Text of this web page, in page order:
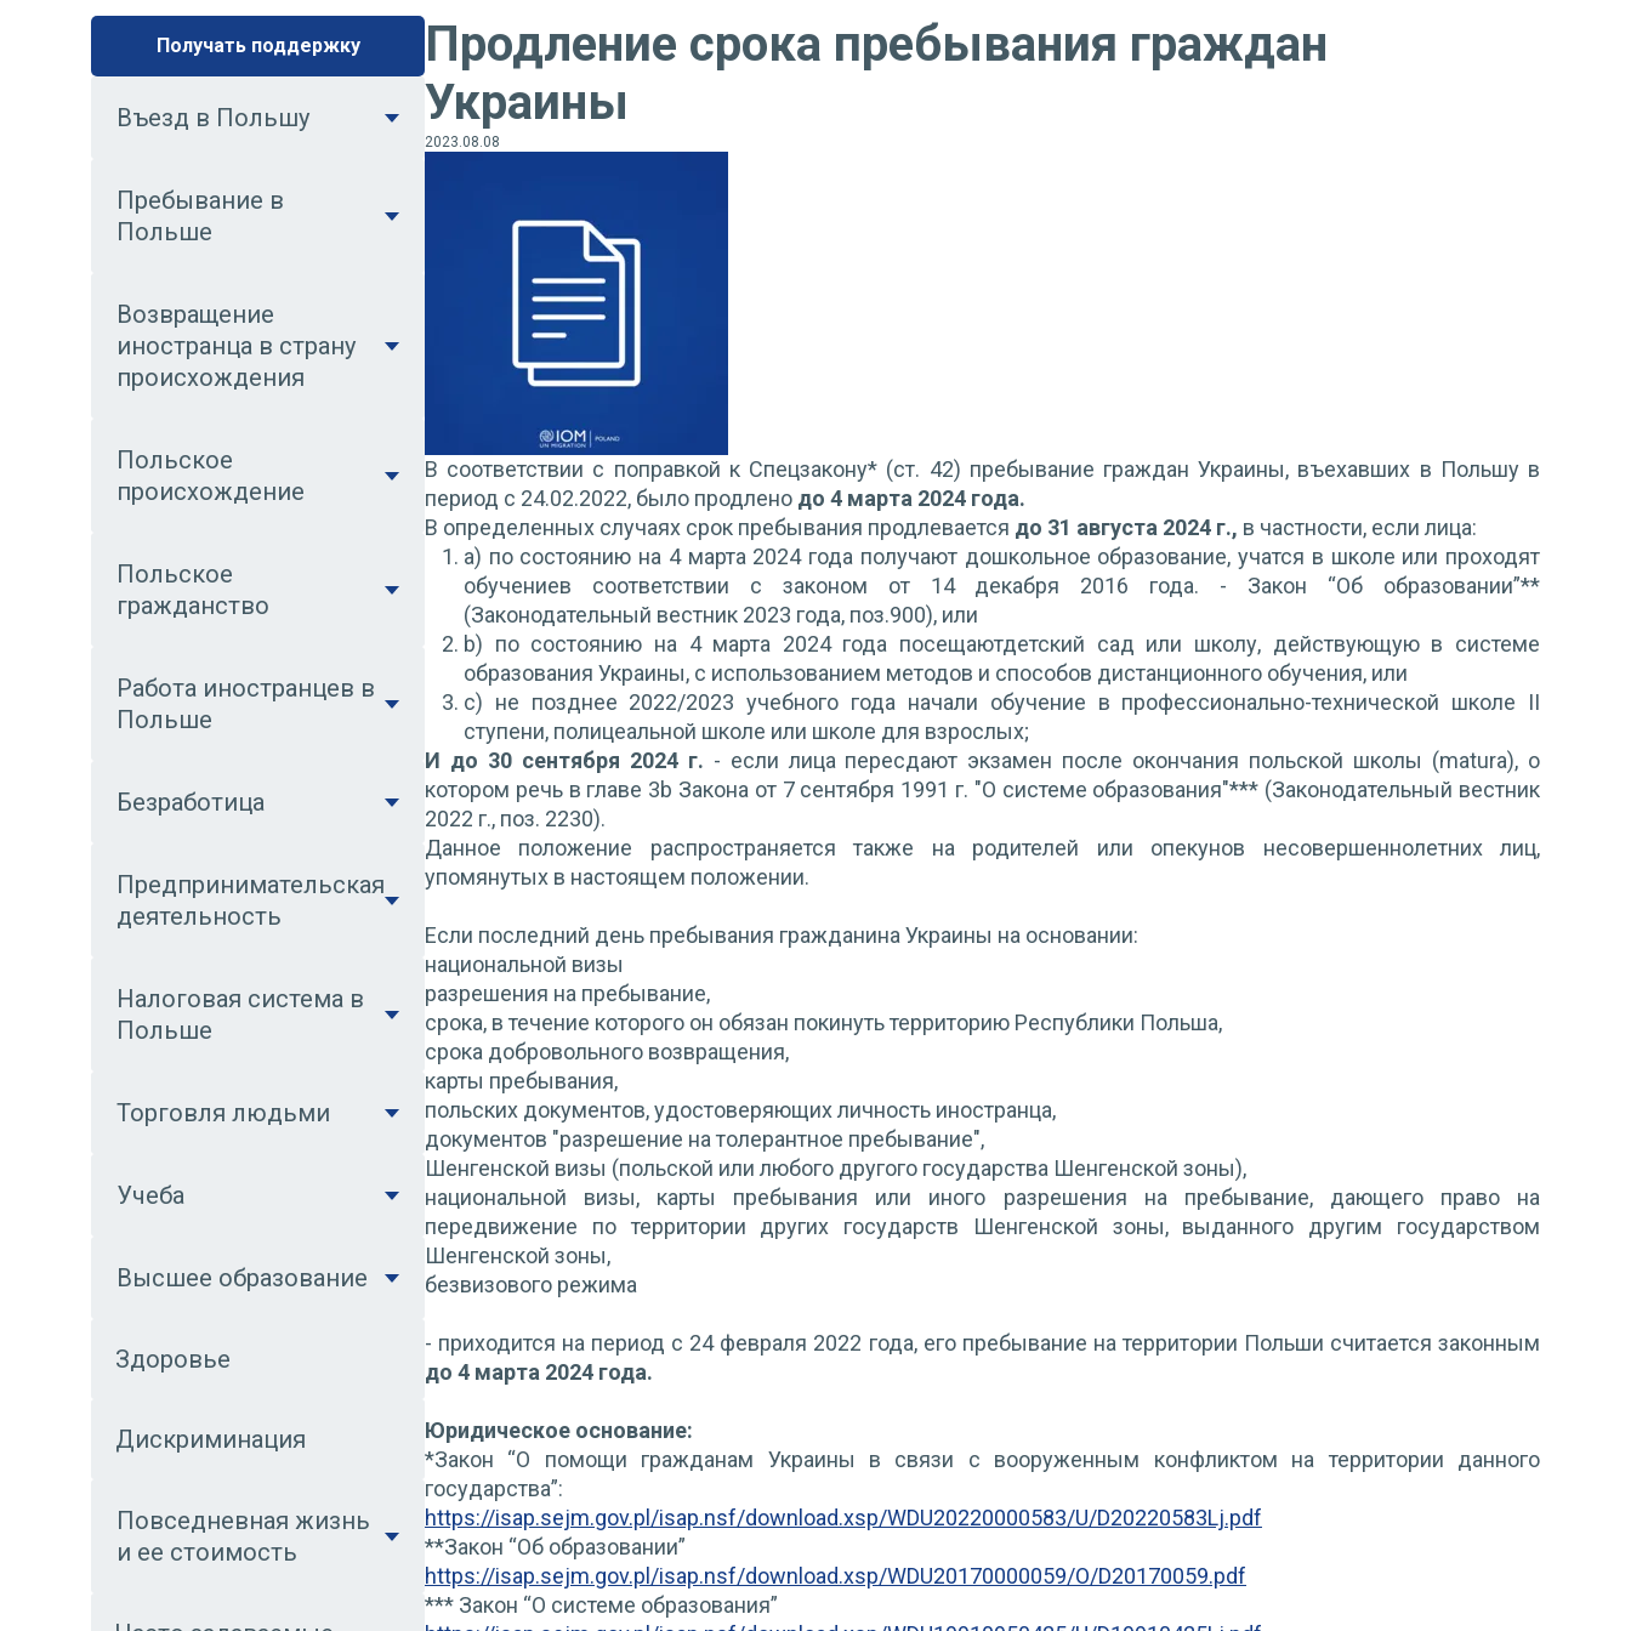
Получать поддержку
Въезд в Польшу
Пребывание в
Польше
Возвращение
иностранца в страну
происхождения
Польское
происхождение
Польское
гражданство
Работа иностранцев в
Польше
Безработица
Предпринимательская
деятельность
Налоговая система в
Польше
Торговля людьми
Учеба
Высшее образование
Здоровье
Дискриминация
Повседневная жизнь
и ее стоимость
Продление срока пребывания граждан
Украины
2023.08.08
В соответствии с поправкой к Спецзакону* (ст. 42) пребывание граждан Украины, въехавших в Польшу в
период с 24.02.2022, было продлено до 4 марта 2024 года.
В определенных случаях срок пребывания продлевается до 31 августа 2024 г., в частности, если лица:
a) по состоянию на 4 марта 2024 года получают дошкольное образование, учатся в школе или проходят
обучениев соответствии с законом от 14 декабря 2016 года. - Закон “Об образовании”**
(Законодательный вестник 2023 года, поз.900), или
b) по состоянию на 4 марта 2024 года посещаютдетский сад или школу, действующую в системе
образования Украины, с использованием методов и способов дистанционного обучения, или
c) не позднее 2022/2023 учебного года начали обучение в профессионально-технической школе II
ступени, полицеальной школе или школе для взрослых;
И до 30 сентября 2024 г. - если лица пересдают экзамен после окончания польской школы (matura), о
котором речь в главе 3b Закона от 7 сентября 1991 г. "О системе образования"*** (Законодательный вестник
2022 г., поз. 2230).
Данное положение распространяется также на родителей или опекунов несовершеннолетних лиц,
упомянутых в настоящем положении.
Если последний день пребывания гражданина Украины на основании:
национальной визы
разрешения на пребывание,
срока, в течение которого он обязан покинуть территорию Республики Польша,
срока добровольного возвращения,
карты пребывания,
польских документов, удостоверяющих личность иностранца,
документов "разрешение на толерантное пребывание",
Шенгенской визы (польской или любого другого государства Шенгенской зоны),
национальной визы, карты пребывания или иного разрешения на пребывание, дающего право на
передвижение по территории других государств Шенгенской зоны, выданного другим государством
Шенгенской зоны,
безвизового режима
- приходится на период с 24 февраля 2022 года, его пребывание на территории Польши считается законным
до 4 марта 2024 года.
Юридическое основание:
*Закон “О помощи гражданам Украины в связи с вооруженным конфликтом на территории данного
государства”:
https://isap.sejm.gov.pl/isap.nsf/download.xsp/WDU20220000583/U/D20220583Lj.pdf
**Закон “Об образовании”
https://isap.sejm.gov.pl/isap.nsf/download.xsp/WDU20170000059/O/D20170059.pdf
*** Закон “О системе образования”